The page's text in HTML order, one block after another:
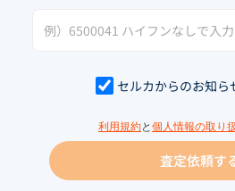
セルカからのお知ら
利用規約と 個人情報の取り
査定依頼す